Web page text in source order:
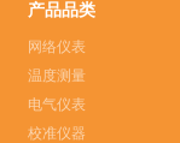
产品品类
网络仪表
温度测量
电气仪表
校准仪器